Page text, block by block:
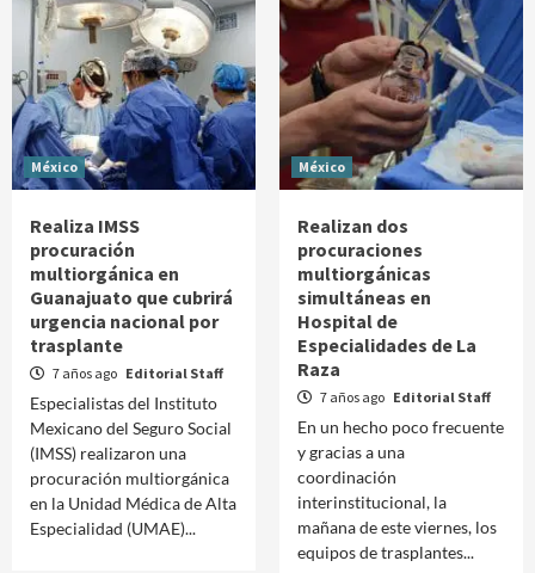
México
Realiza IMSS
procuración
multiorgánica en
Guanajuato que cubrirá
urgencia nacional por
trasplante
7 años ago Editorial Staff
Especialistas del Instituto
Mexicano del Seguro Social
(IMSS) realizaron una
procuración multiorgánica
en la Unidad Médica de Alta
Especialidad (UMAE)...
México
Realizan dos
procuraciones
multiorgánicas
simultáneas en
Hospital de
Especialidades de La
Raza
7 años ago Editorial Staff
En un hecho poco frecuente
y gracias a una
coordinación
interinstitucional, la
mañana de este viernes, los
equipos de trasplantes...